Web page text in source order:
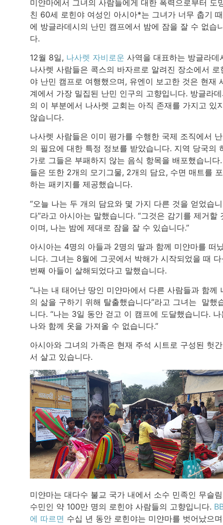
미얀마에서 그녀의 사람들에게 대한 폭력으로부터 도
친 60세 로힌야 여성인 아시아*는 그녀가 너무 춥기
에 방글라데시의 난민 캠프에서 밤에 잠을 잘 수 없습
다.
12월 8일, 나사렛 자비로운 사역을 대표하는 방글라데
나사렛 사람들은 콕스의 바자르로 알려진 장소에서 로
야 난민 캠프로 여행했으며, 유엔이 보고한 것은 현재
계에서 가장 밀집된 난민 인구의 고향입니다. 방글라
의 이 부분에서 나사렛 교회는 아직 존재를 가지고 있
않습니다.
나사렛 사람들은 이미 평가를 수행한 국제 조직에서
의 필요에 대한 특정 정보를 받았습니다. 지역 당국의
가로 그들은 부패하지 않는 음식 항목을 배포했습니다
들은 또한 2개의 모기그물, 2개의 담요, 수면 매트를
하는 패키지를 제공했습니다.
“오늘 나는 두 개의 담요와 몇 가지 다른 것을 얻었습니
다”라고 아시아는 말했습니다. “그것은 감기를 제거할
이며, 나는 밤에 제대로 잠을 잘 수 있습니다.”
아시아는 4명의 아들과 2명의 딸과 함께 미얀마를 떠
니다. 그녀는 8월에 그곳에서 박해가 시작되었을 때
번째 아들이 살해되었다고 말했습니다.
“나는 내 태어난 땅인 미얀마에서 다른 사람들과 함께
의 삶을 구하기 위해 탈출했습니다”라고 그녀는 말했
니다. “나는 3일 동안 걷고 이 캠프에 도달했습니다. 나
나와 함께 옷을 가져올 수 없습니다.”
아시아와 그녀의 가족은 현재 주석 시트로 구성된 헛
서 살고 있습니다.
미얀마는 대다수 불교 국가 내에서 소수 민족인 무슬
수민인 약 100만 명의 로힌야 사람들의 고향입니다.
에 따르면 수십 년 동안 로힌야는 미얀마를 벗어났으